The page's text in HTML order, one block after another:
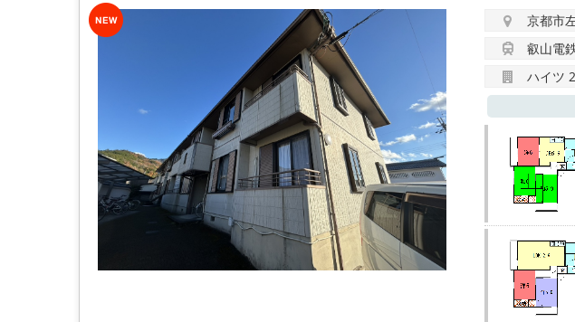
京都市
叡山電
ハイツ